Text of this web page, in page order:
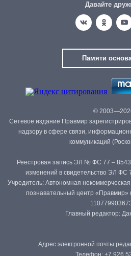
Давайте
Памяти
©
Сетевое издание Правмир
надзору в сфере связи,
коммуникаций
Реестровая запись ЭЛ № ФС 77 –
изменений в свидетельство ЭЛ ФС
Учредитель: Автономная
познавательный центр
Главный редактор:
Адрес электронной почты